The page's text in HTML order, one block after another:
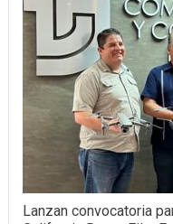
6
–
4
Lanzan convocatoria